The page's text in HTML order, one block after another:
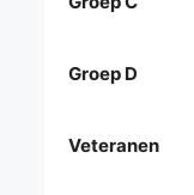
Groep D
Veteranen